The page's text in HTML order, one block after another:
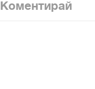
Коментирай